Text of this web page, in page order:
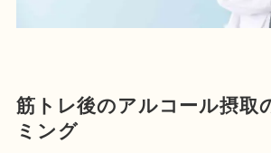
筋トレ後のアルコール摂取
ミング